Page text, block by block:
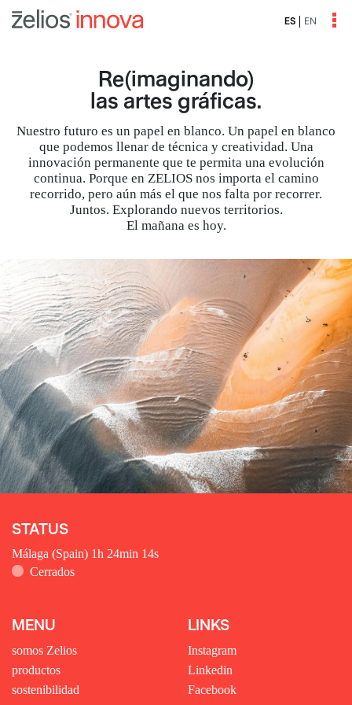
ES EN
Re(imaginando)
las artes gráficas.
Nuestro futuro es un papel en blanco. Un papel en blanco
que podemos llenar de técnica y creatividad. Una
innovación permanente que te permita una evolución
continua. Porque en ZELIOS nos importa el camino
recorrido, pero aún más el que nos falta por recorrer.
Juntos. Explorando nuevos territorios.
El mañana es hoy.
STATUS
Málaga (Spain) 1h 24min 15s
Cerrados
MENU
somos Zelios
productos
sostenibilidad
LINKS
Instagram
Linkedin
Facebook